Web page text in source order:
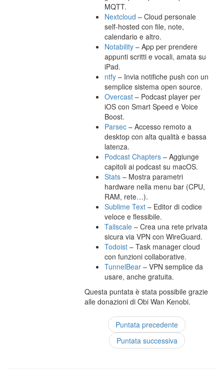
MQTT.
Nextcloud – Cloud personale
self-hosted con file, note,
calendario e altro.
Notability – App per prendere
appunti scritti e vocali, amata su
iPad.
ntfy – Invia notifiche push con un
semplice sistema open source.
Overcast – Podcast player per
iOS con Smart Speed e Voice
Boost.
Parsec – Accesso remoto a
desktop con alta qualità e bassa
latenza.
Podcast Chapters – Aggiunge
capitoli ai podcast su macOS.
Stats – Mostra parametri
hardware nella menu bar (CPU,
RAM, rete…).
Sublime Text – Editor di codice
veloce e flessibile.
Tailscale – Crea una rete privata
sicura via VPN con WireGuard.
Todoist – Task manager cloud
con funzioni collaborative.
TunnelBear – VPN semplice da
usare, anche gratuita.
Questa puntata è stata possibile grazie
alle donazioni di Obi Wan Kenobi.
Puntata precedente
Puntata successiva